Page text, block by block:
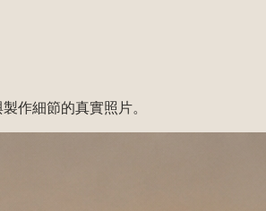
作細節的真實照片。